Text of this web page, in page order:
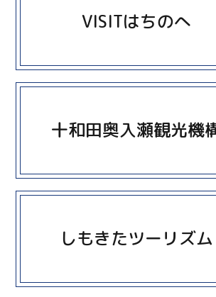
VISITはちのへ
十和田奥入瀬観光機
more
しもきたツーリズム
more